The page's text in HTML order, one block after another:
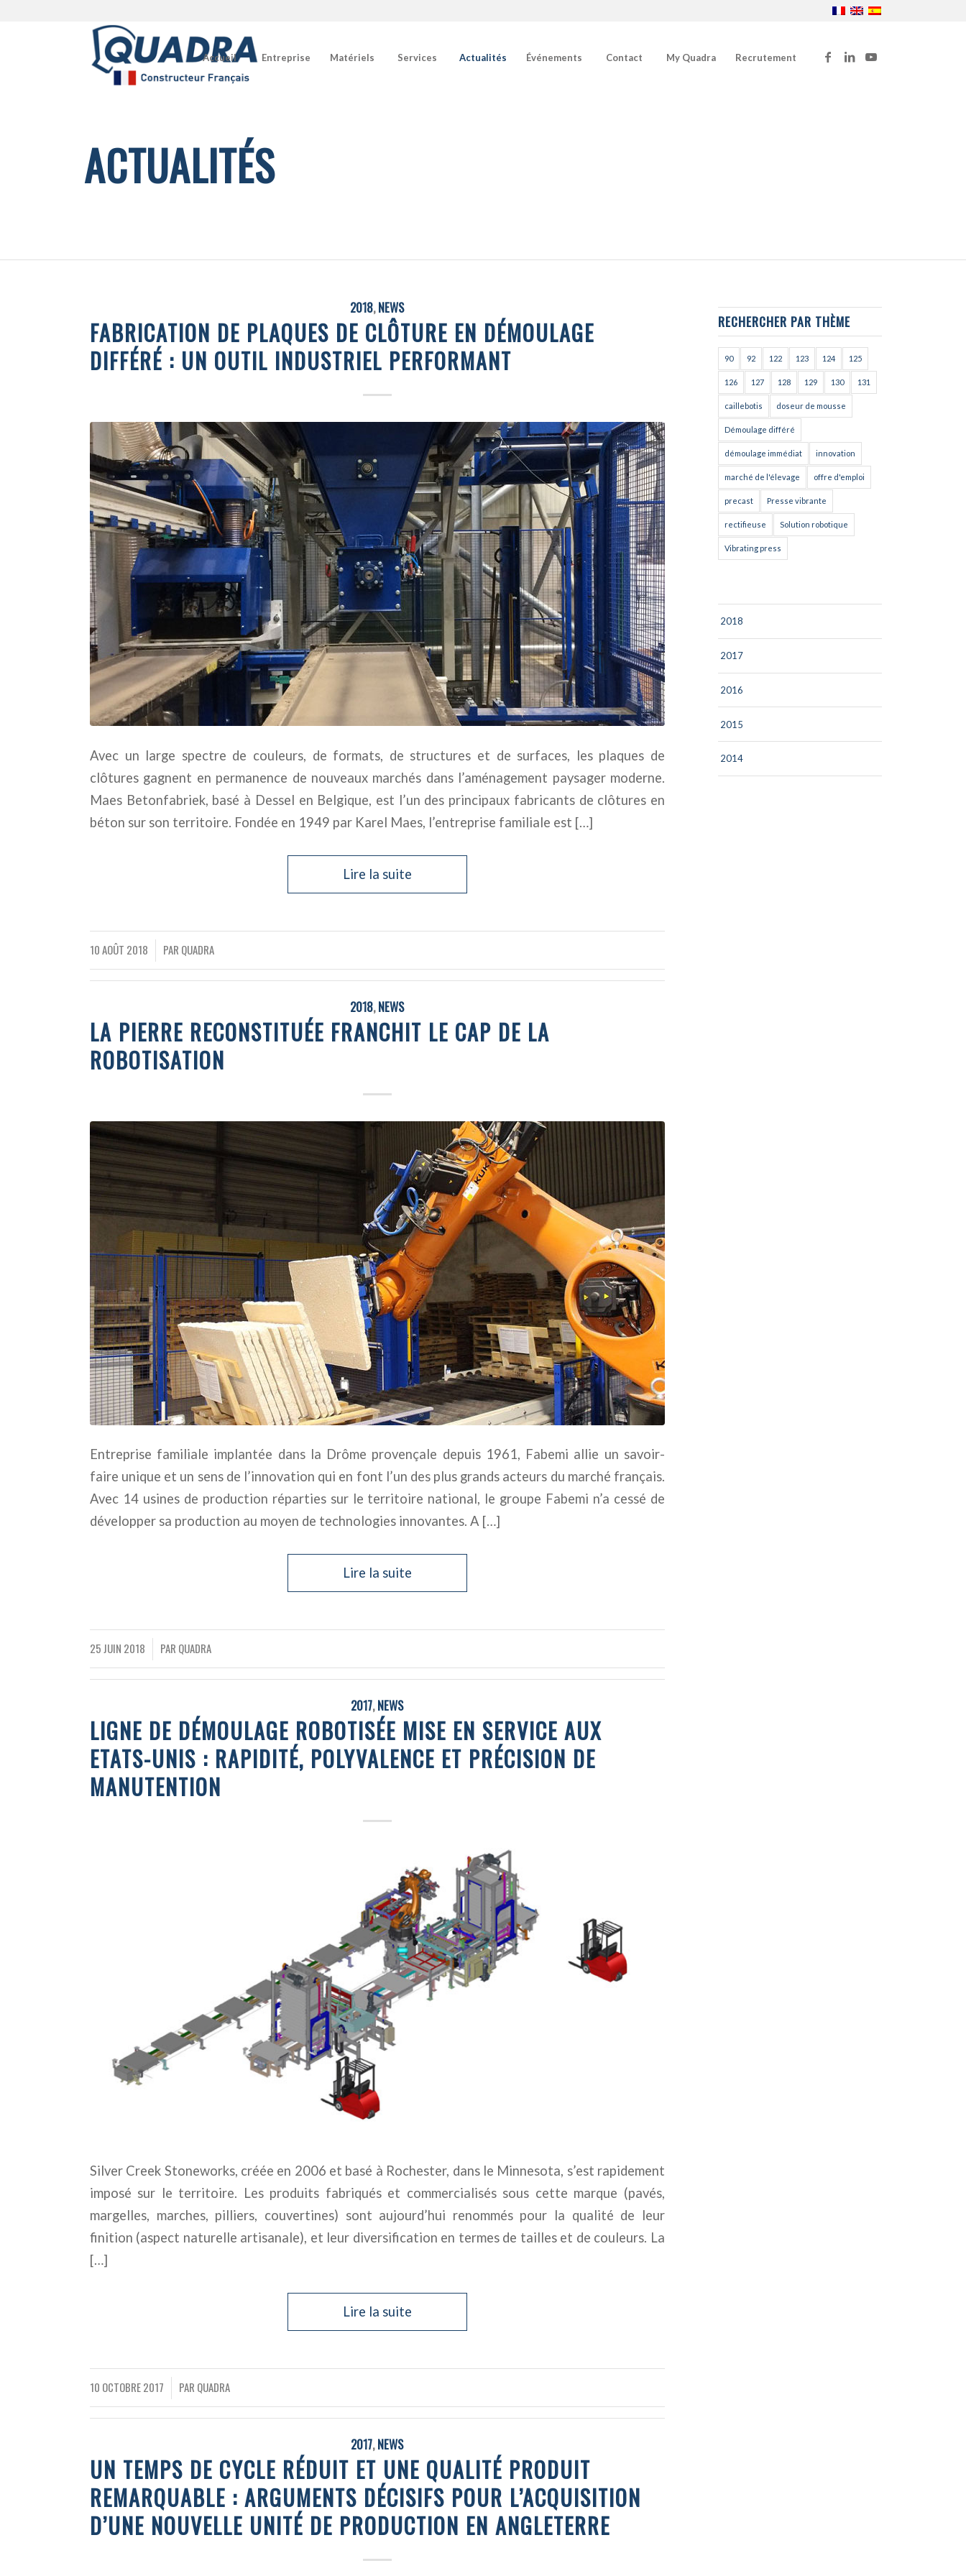
Accueil Entreprise Matériels Services Actualités Événements Contact My Quadra Recrutement
ACTUALITÉS
2018,NEWS
FABRICATION DE PLAQUES DE CLÔTURE EN DÉMOULAGE
DIFFÉRÉ : UN OUTIL INDUSTRIEL PERFORMANT
Avec un large spectre de couleurs, de formats, de structures et de surfaces, les plaques de
clôtures gagnent en permanence de nouveaux marchés dans l’aménagement paysager moderne.
Maes Betonfabriek, basé à Dessel en Belgique, est l’un des principaux fabricants de clôtures en
béton sur son territoire. Fondée en 1949 par Karel Maes, l’entreprise familiale est […]
Lire la suite
10 AOÛT 2018 PAR QUADRA
2018,NEWS
LA PIERRE RECONSTITUÉE FRANCHIT LE CAP DE LA
ROBOTISATION
Entreprise familiale implantée dans la Drôme provençale depuis 1961, Fabemi allie un savoir-
faire unique et un sens de l’innovation qui en font l’un des plus grands acteurs du marché français.
Avec 14 usines de production réparties sur le territoire national, le groupe Fabemi n’a cessé de
développer sa production au moyen de technologies innovantes. A […]
Lire la suite
25 JUIN 2018 PAR QUADRA
2017,NEWS
LIGNE DE DÉMOULAGE ROBOTISÉE MISE EN SERVICE AUX
ETATS-UNIS : RAPIDITÉ, POLYVALENCE ET PRÉCISION DE
MANUTENTION
Silver Creek Stoneworks, créée en 2006 et basé à Rochester, dans le Minnesota, s’est rapidement
imposé sur le territoire. Les produits fabriqués et commercialisés sous cette marque (pavés,
margelles, marches, pilliers, couvertines) sont aujourd’hui renommés pour la qualité de leur
finition (aspect naturelle artisanale), et leur diversification en termes de tailles et de couleurs. La
[…]
Lire la suite
10 OCTOBRE 2017 PAR QUADRA
2017,NEWS
UN TEMPS DE CYCLE RÉDUIT ET UNE QUALITÉ PRODUIT
REMARQUABLE : ARGUMENTS DÉCISIFS POUR L’ACQUISITION
D’UNE NOUVELLE UNITÉ DE PRODUCTION EN ANGLETERRE
RECHERCHER PAR THÈME
90 92 122 123 124 125
126 127 128 129 130 131
caillebotis doseur de mousse
Démoulage différé
démoulage immédiat innovation
marché de l'élevage offre d'emploi
precast Presse vibrante
rectifieuse Solution robotique
Vibrating press
2018
2017
2016
2015
2014